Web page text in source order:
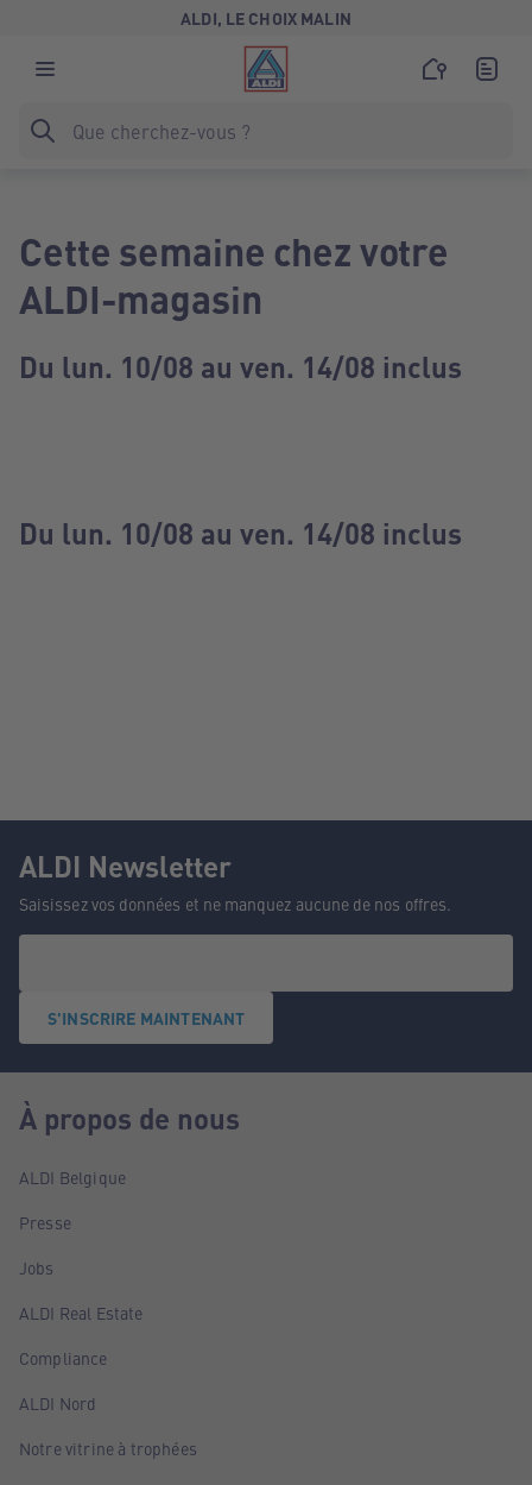
ALDI, LE CHOIX MALIN
Cette semaine chez votre
ALDI-magasin
Du lun. 10/08 au ven. 14/08 inclus
Du lun. 10/08 au ven. 14/08 inclus
ALDI Newsletter
Saisissez vos données et ne manquez aucune de nos offres.
S'INSCRIRE MAINTENANT
À propos de nous
ALDI Belgique
Presse
Jobs
ALDI Real Estate
Compliance
ALDI Nord
Notre vitrine à trophées